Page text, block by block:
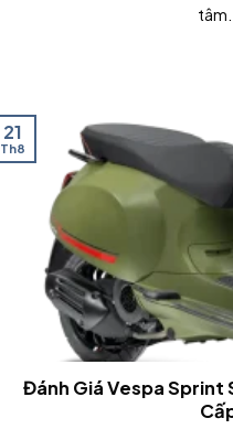
Đánh Giá Vespa Sprint
21
Th8